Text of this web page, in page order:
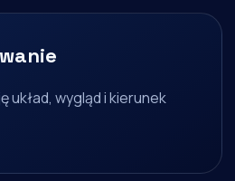
układ, wygląd i kierunek